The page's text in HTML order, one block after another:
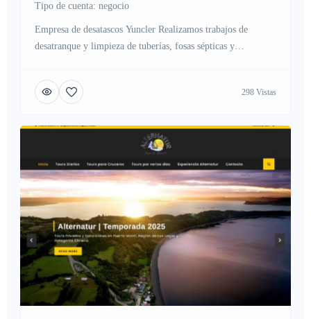
tipo de cuenta: negocio
Empresa de desatascos Yuncler Realizamos trabajos de
desatranque y limpieza de tuberías, fosas sépticas y
actualidad gran cantidad de personas sufren atascos o
atrancos en sus hogares, industria o negocio, Nadie esta ajeno
alcantarillas, tuberías […]
298 Vistas